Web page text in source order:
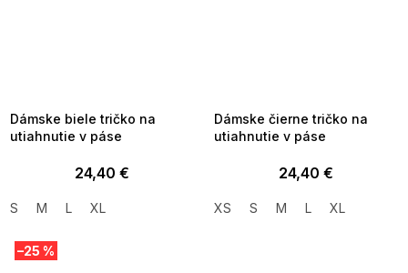
Dámske biele tričko na
utiahnutie v páse
24,40 €
S M L XL
Dámske čierne tričko na
utiahnutie v páse
24,40 €
XS S M L XL
–25 %